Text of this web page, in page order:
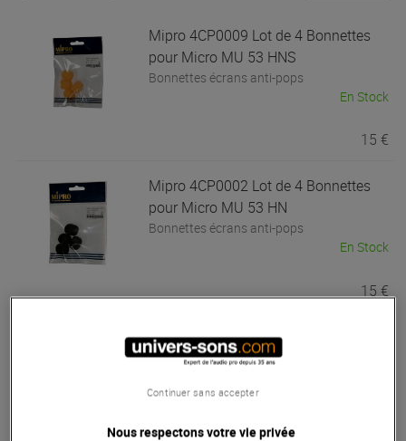
Bonnettes écrans anti-pops
Mipro4CP0009 Lot de 4 Bonnettes
pour Micro MU 53 HNS
En Stock
15 €
Bonnettes écrans anti-pops
Mipro4CP0002 Lot de 4 Bonnettes
pour Micro MU 53 HN
En Stock
15 €
Capsules pour microphones
MiproMU-90A
Nous respectons votre vie privée
Continuer sans accepter